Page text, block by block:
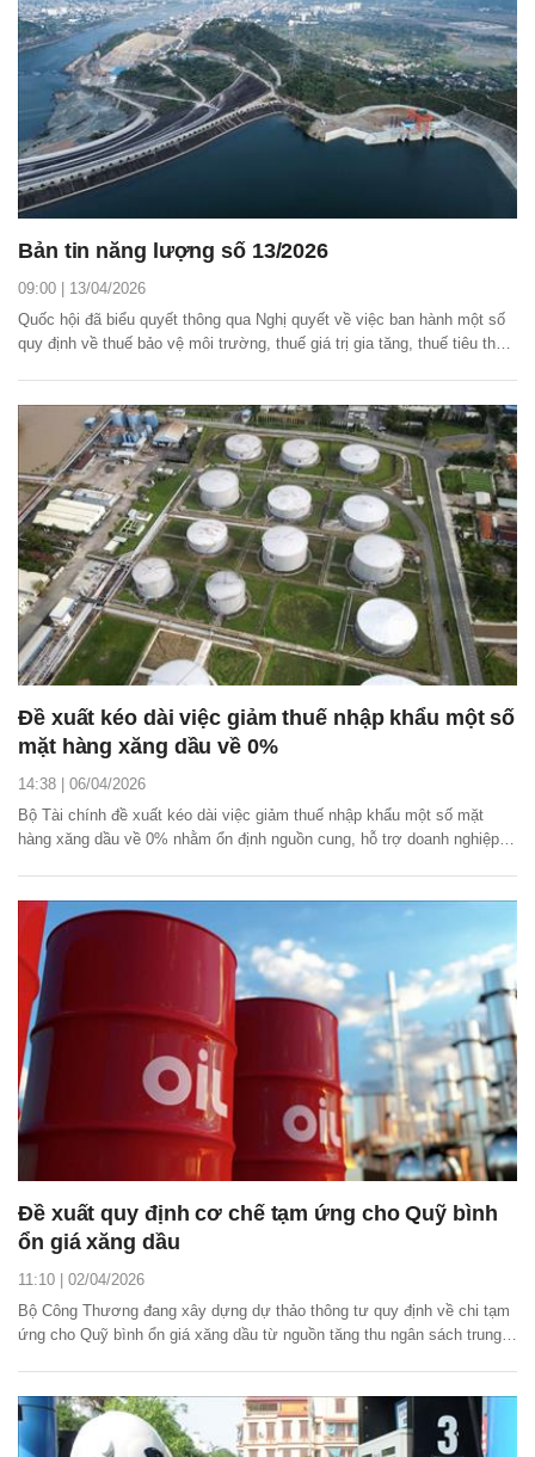
Bản tin năng lượng số 13/2026
09:00 | 13/04/2026
Quốc hội đã biểu quyết thông qua Nghị quyết về việc ban hành một số
quy định về thuế bảo vệ môi trường, thuế giá trị gia tăng, thuế tiêu thụ
Đề xuất kéo dài việc giảm thuế nhập khẩu một số
mặt hàng xăng dầu về 0%
14:38 | 06/04/2026
Bộ Tài chính đề xuất kéo dài việc giảm thuế nhập khẩu một số mặt
hàng xăng dầu về 0% nhằm ổn định nguồn cung, hỗ trợ doanh nghiệp
Đề xuất quy định cơ chế tạm ứng cho Quỹ bình
ổn giá xăng dầu
11:10 | 02/04/2026
Bộ Công Thương đang xây dựng dự thảo thông tư quy định về chi tạm
ứng cho Quỹ bình ổn giá xăng dầu từ nguồn tăng thu ngân sách trung